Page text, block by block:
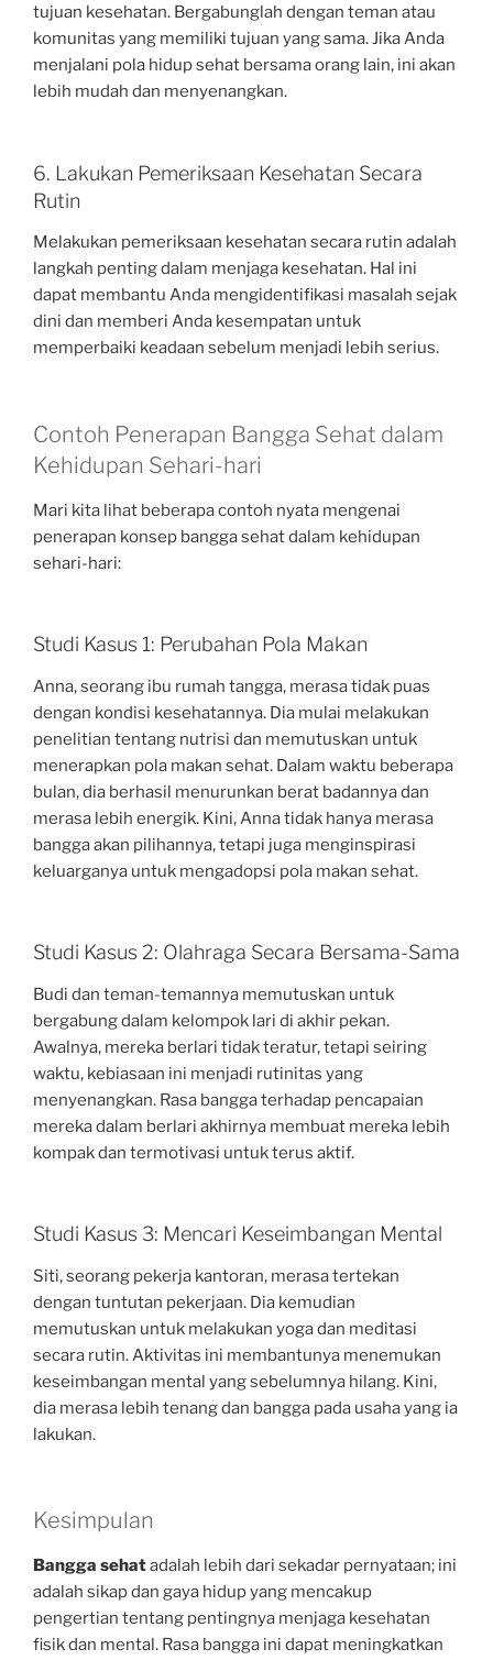
tujuan kesehatan. Bergabunglah dengan teman atau
komunitas yang memiliki tujuan yang sama. Jika Anda
menjalani pola hidup sehat bersama orang lain, ini akan
lebih mudah dan menyenangkan.
6. Lakukan Pemeriksaan Kesehatan Secara
Rutin
Melakukan pemeriksaan kesehatan secara rutin adalah
langkah penting dalam menjaga kesehatan. Hal ini
dapat membantu Anda mengidentifikasi masalah sejak
dini dan memberi Anda kesempatan untuk
memperbaiki keadaan sebelum menjadi lebih serius.
Contoh Penerapan Bangga Sehat dalam
Kehidupan Sehari-hari
Mari kita lihat beberapa contoh nyata mengenai
penerapan konsep bangga sehat dalam kehidupan
sehari-hari:
Studi Kasus 1: Perubahan Pola Makan
Anna, seorang ibu rumah tangga, merasa tidak puas
dengan kondisi kesehatannya. Dia mulai melakukan
penelitian tentang nutrisi dan memutuskan untuk
menerapkan pola makan sehat. Dalam waktu beberapa
bulan, dia berhasil menurunkan berat badannya dan
merasa lebih energik. Kini, Anna tidak hanya merasa
bangga akan pilihannya, tetapi juga menginspirasi
keluarganya untuk mengadopsi pola makan sehat.
Studi Kasus 2: Olahraga Secara Bersama-Sama
Budi dan teman-temannya memutuskan untuk
bergabung dalam kelompok lari di akhir pekan.
Awalnya, mereka berlari tidak teratur, tetapi seiring
waktu, kebiasaan ini menjadi rutinitas yang
menyenangkan. Rasa bangga terhadap pencapaian
mereka dalam berlari akhirnya membuat mereka lebih
kompak dan termotivasi untuk terus aktif.
Studi Kasus 3: Mencari Keseimbangan Mental
Siti, seorang pekerja kantoran, merasa tertekan
dengan tuntutan pekerjaan. Dia kemudian
memutuskan untuk melakukan yoga dan meditasi
secara rutin. Aktivitas ini membantunya menemukan
keseimbangan mental yang sebelumnya hilang. Kini,
dia merasa lebih tenang dan bangga pada usaha yang ia
lakukan.
Kesimpulan
Bangga sehatadalah lebih dari sekadar pernyataan; ini
adalah sikap dan gaya hidup yang mencakup
pengertian tentang pentingnya menjaga kesehatan
fisik dan mental. Rasa bangga ini dapat meningkatkan